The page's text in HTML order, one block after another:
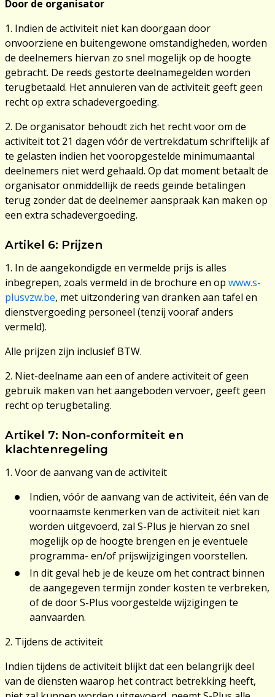
Door de organisator
1. Indien de activiteit niet kan doorgaan door
onvoorziene en buitengewone omstandigheden, worden
de deelnemers hiervan zo snel mogelijk op de hoogte
gebracht. De reeds gestorte deelnamegelden worden
terugbetaald. Het annuleren van de activiteit geeft geen
recht op extra schadevergoeding.
2. De organisator behoudt zich het recht voor om de
activiteit tot 21 dagen vóór de vertrekdatum schriftelijk af
te gelasten indien het vooropgestelde minimumaantal
deelnemers niet werd gehaald. Op dat moment betaalt de
organisator onmiddellijk de reeds geïnde betalingen
terug zonder dat de deelnemer aanspraak kan maken op
een extra schadevergoeding.
Artikel 6: Prijzen
1. In de aangekondigde en vermelde prijs is alles
inbegrepen, zoals vermeld in de brochure en op www.s-
plusvzw.be, met uitzondering van dranken aan tafel en
dienstvergoeding personeel (tenzij vooraf anders
vermeld).
Alle prijzen zijn inclusief BTW.
2. Niet-deelname aan een of andere activiteit of geen
gebruik maken van het aangeboden vervoer, geeft geen
recht op terugbetaling.
Artikel 7: Non-conformiteit en
klachtenregeling
1. Voor de aanvang van de activiteit
Indien, vóór de aanvang van de activiteit, één van de
voornaamste kenmerken van de activiteit niet kan
worden uitgevoerd, zal S-Plus je hiervan zo snel
mogelijk op de hoogte brengen en je eventuele
programma- en/of prijswijzigingen voorstellen.
In dit geval heb je de keuze om het contract binnen
de aangegeven termijn zonder kosten te verbreken,
of de door S-Plus voorgestelde wijzigingen te
aanvaarden.
2. Tijdens de activiteit
Indien tijdens de activiteit blijkt dat een belangrijk deel
van de diensten waarop het contract betrekking heeft,